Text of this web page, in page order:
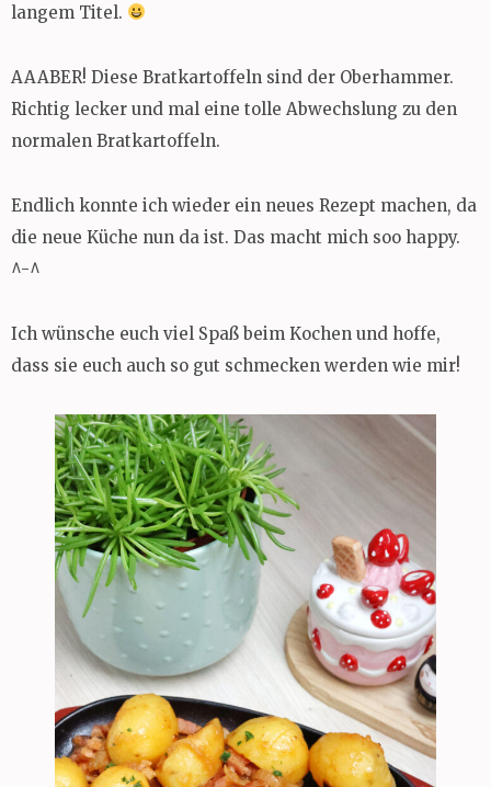
langem Titel.
AAABER! Diese Bratkartoffeln sind der Oberhammer.
Richtig lecker und mal eine tolle Abwechslung zu den
normalen Bratkartoffeln.
Endlich konnte ich wieder ein neues Rezept machen, da
die neue Küche nun da ist. Das macht mich soo happy.
^-^
Ich wünsche euch viel Spaß beim Kochen und hoffe,
dass sie euch auch so gut schmecken werden wie mir!